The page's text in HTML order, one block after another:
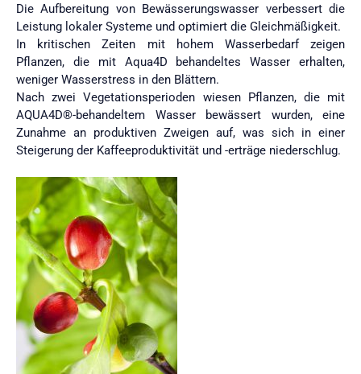
Die Aufbereitung von Bewässerungswasser verbessert die
Leistung lokaler Systeme und optimiert die Gleichmäßigkeit.
In kritischen Zeiten mit hohem Wasserbedarf zeigen
Pflanzen, die mit Aqua4D behandeltes Wasser erhalten,
weniger Wasserstress in den Blättern.
Nach zwei Vegetationsperioden wiesen Pflanzen, die mit
AQUA4D®-behandeltem Wasser bewässert wurden, eine
Zunahme an produktiven Zweigen auf, was sich in einer
Steigerung der Kaffeeproduktivität und -erträge niederschlug.